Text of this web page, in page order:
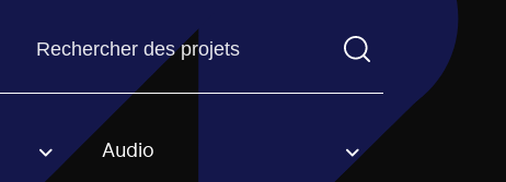
Trouvez un projetVous devez saisir un terme de
option. Audio